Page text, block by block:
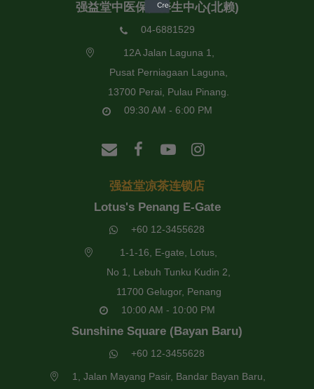
强益堂中医保健养生中心(北赖)
04-6881529
12A Jalan Laguna 1,
Pusat Perniagaan Laguna,
13700 Perai, Pulau Pinang.
09:30 AM - 6:00 PM
强益堂凉茶连锁店
Lotus's Penang E-Gate
+60 12-3455628
1-1-16, E-gate, Lotus,
No 1, Lebuh Tunku Kudin 2,
11700 Gelugor, Penang
10:00 AM - 10:00 PM
Sunshine Square (Bayan Baru)
+60 12-3455628
1, Jalan Mayang Pasir, Bandar Bayan Baru,